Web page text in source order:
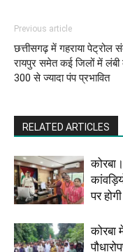
Previous article
छत्तीसगढ़ में गहराया पेट्रोल
रायपुर समेत कई जिलों में लंबी
300 से ज्यादा पंप प्रभावित
RELATED ARTICLES
पर
कोरबा